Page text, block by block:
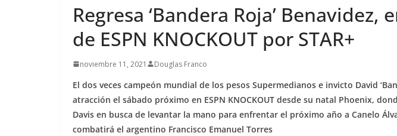
Regresa ‘Bandera Roja’ Benavidez,
de ESPN KNOCKOUT por STAR+
noviembre 11, 2021 Douglas Franco
El dos veces campeón mundial de los pesos Supermedianos e invicto David
atracción el sábado próximo en ESPN KNOCKOUT desde su natal Phoenix,
Davis en busca de levantar la mano para enfrentar el próximo año a Canelo
combatirá el argentino Francisco Emanuel Torres
sabor y
para toda la